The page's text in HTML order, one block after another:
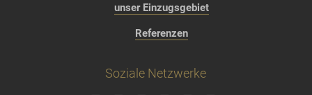
unser Einzugsgebiet
Referenzen
Soziale Netzwerke